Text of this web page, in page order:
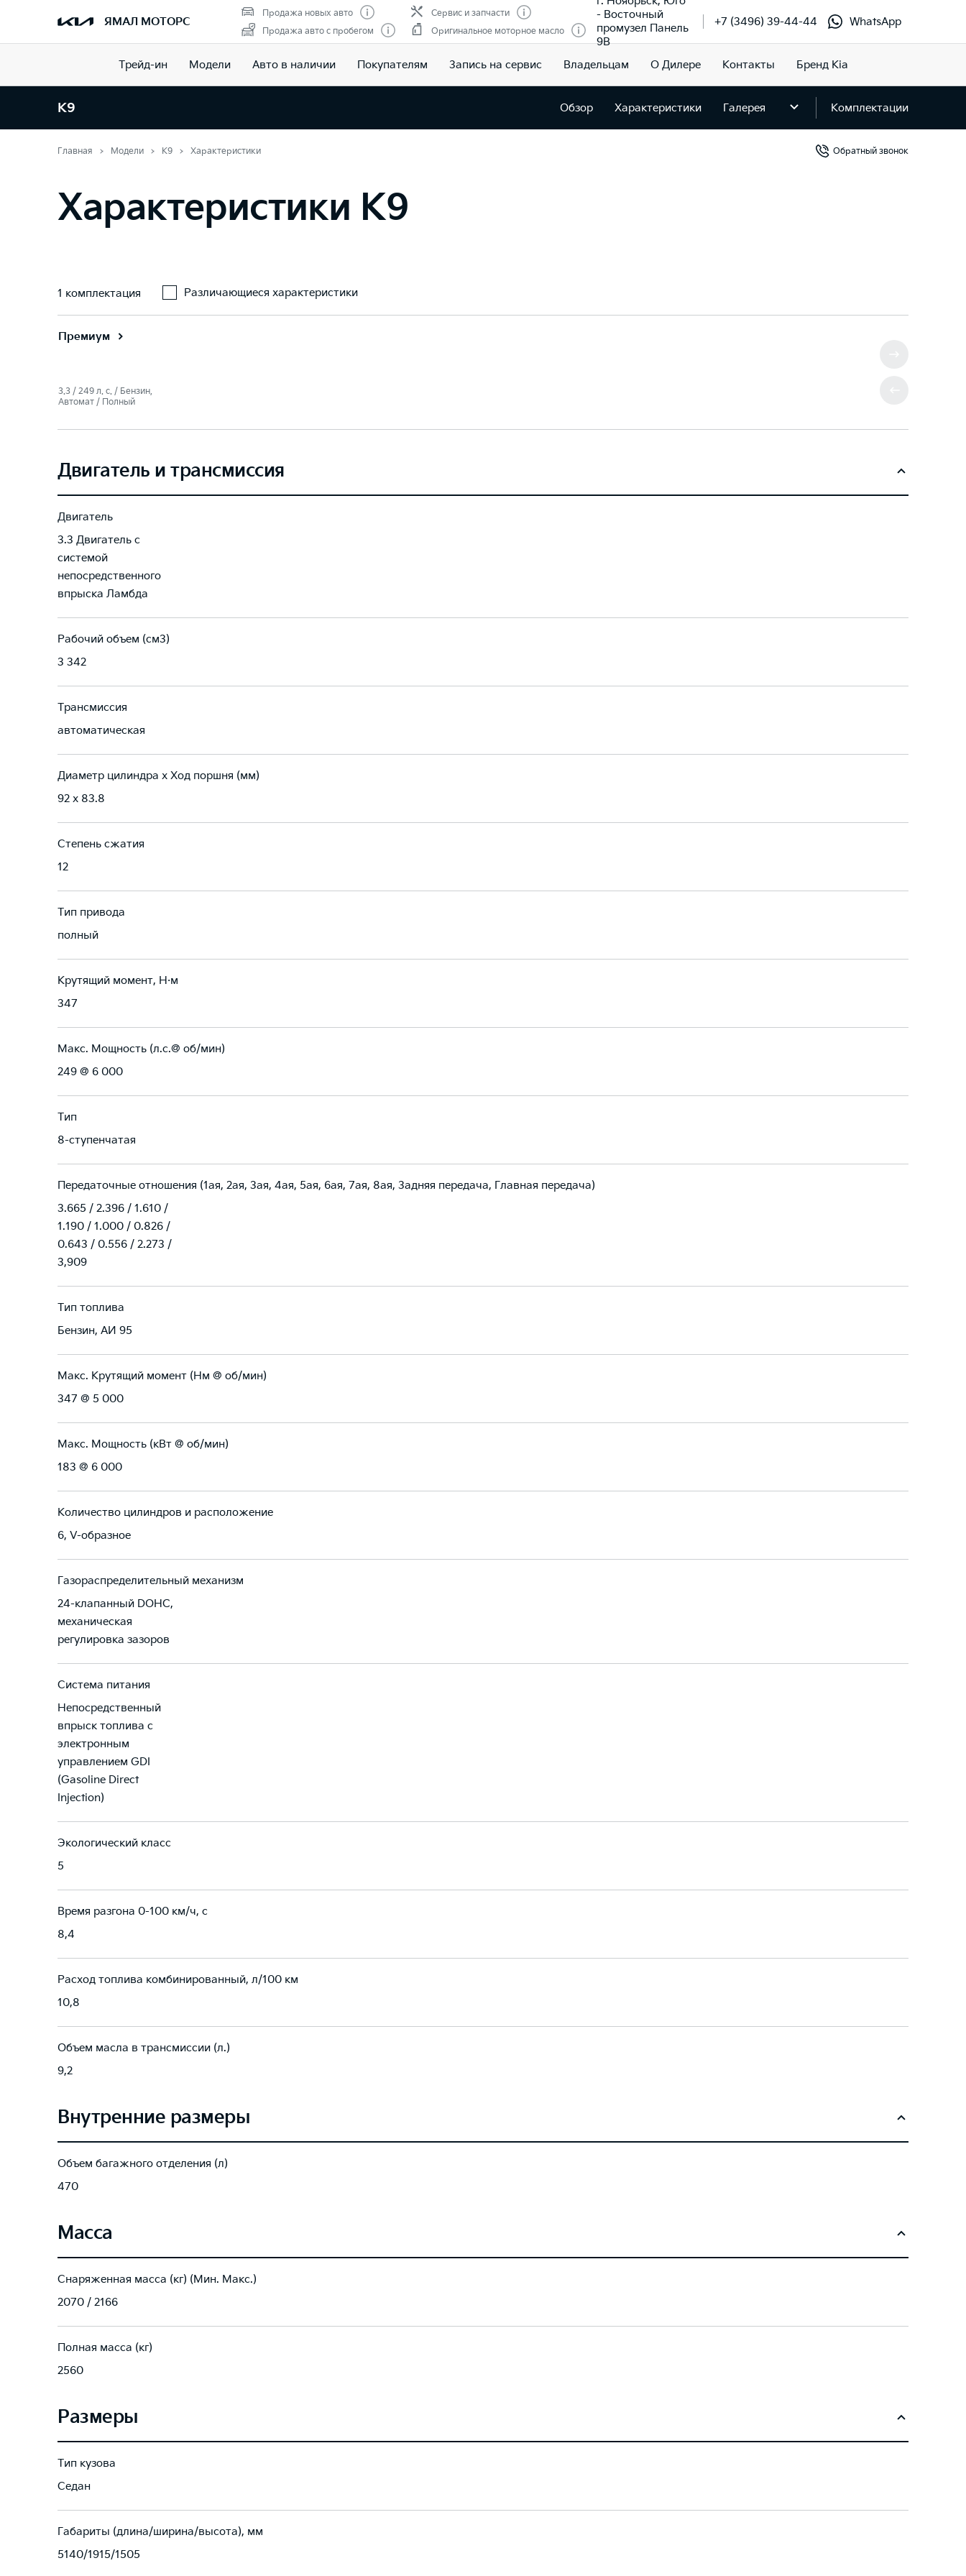
ЯМАЛ МОТОРС
Продажа новых авто
Продажа авто с пробегом
Сервис и запчасти
Оригинальное моторное масло
- Восточный
промузел Панель
9В
+7 (3496) 39-44-44 WhatsApp
Трейд-ин Модели Авто в наличии Покупателям Запись на сервис Владельцам О Дилере Контакты Бренд Kia
K9 Обзор Характеристики Галерея Комплектации
Главная Модели K9 Характеристики Обратный звонок
Характеристики K9
1 комплектация Различающиеся характеристики
Премиум
3.3 / 249 л. c. / Бензин,
Автомат / Полный
Двигатель и трансмиссия
Двигатель
3.3 Двигатель с
системой
непосредственного
впрыска Ламбда
Рабочий объем (см3)
3 342
Трансмиссия
автоматическая
Диаметр цилиндра х Ход поршня (мм)
92 x 83.8
Степень сжатия
12
Тип привода
полный
Крутящий момент, Н·м
347
Макс. Мощность (л.с.@ об/мин)
249 @ 6 000
Тип
8-ступенчатая
Передаточные отношения (1ая, 2ая, 3ая, 4ая, 5ая, 6ая, 7ая, 8ая, Задняя передача, Главная передача)
3.665 / 2.396 / 1.610 /
1.190 / 1.000 / 0.826 /
0.643 / 0.556 / 2.273 /
3,909
Тип топлива
Бензин, АИ 95
Макс. Крутящий момент (Нм @ об/мин)
347 @ 5 000
Макс. Мощность (кВт @ об/мин)
183 @ 6 000
Количество цилиндров и расположение
6, V-образное
Газораспределительный механизм
24-клапанный DOHC,
механическая
регулировка зазоров
Система питания
Непосредственный
впрыск топлива с
электронным
управлением GDI
(Gasoline Direct
Injection)
Экологический класс
5
Время разгона 0-100 км/ч, с
8,4
Расход топлива комбинированный, л/100 км
10,8
Объем масла в трансмиссии (л.)
9,2
Внутренние размеры
Объем багажного отделения (л)
470
Масса
Снаряженная масса (кг) (Мин. Макс.)
2070 / 2166
Полная масса (кг)
2560
Размеры
Тип кузова
Седан
Габариты (длина/ширина/высота), мм
5140/1915/1505